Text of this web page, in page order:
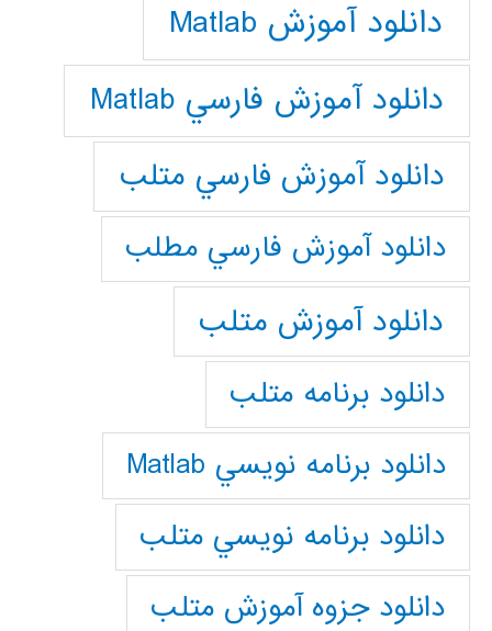
دانلود آموزش Matlab
دانلود آموزش فارسي Matlab
دانلود آموزش فارسي متلب
دانلود آموزش فارسي مطلب
دانلود آموزش متلب
دانلود برنامه متلب
دانلود برنامه نويسي Matlab
دانلود برنامه نويسي متلب
دانلود جزوه آموزش متلب